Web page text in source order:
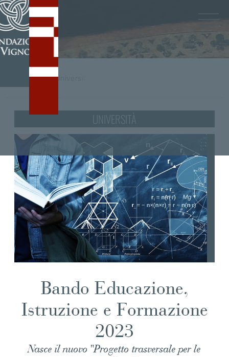
/tag Università
UNIVERSITÀ
Bando Educazione,
Istruzione e Formazione
2023
Nasce il nuovo "Progetto trasversale per le